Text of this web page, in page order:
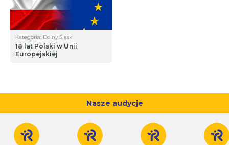
Kategoria: Dolny Śląsk
18 lat Polski w Unii
Europejskiej
Nasze audycje